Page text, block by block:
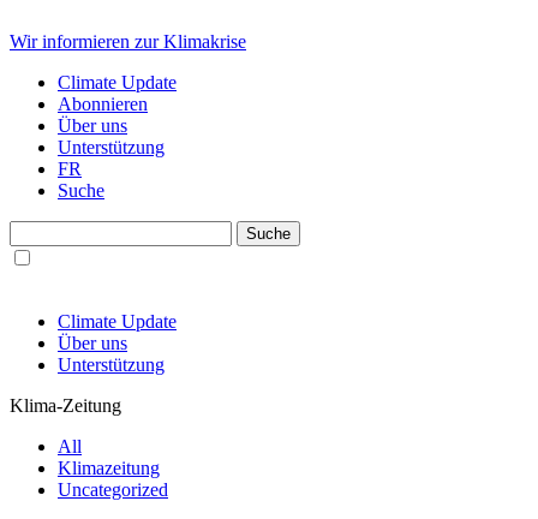
Wir informieren zur Klimakrise
Climate Update
Abonnieren
Über uns
Unterstützung
FR
Suche
Climate Update
Über uns
Unterstützung
Klima-Zeitung
All
Klimazeitung
Uncategorized